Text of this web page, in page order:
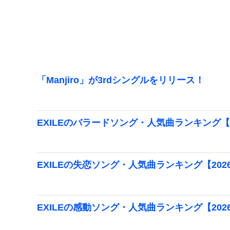
「Manjiro」が3rdシングルをリリース！
EXILEのバラードソング・人気曲ランキング【
EXILEの失恋ソング・人気曲ランキング【2026
EXILEの感動ソング・人気曲ランキング【2026